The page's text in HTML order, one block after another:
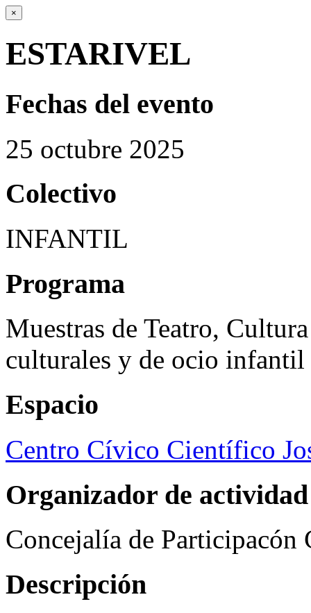
×
ESTARIVEL
Fechas del evento
25 octubre 2025
Colectivo
INFANTIL
Programa
Muestras de Teatro,
culturales y de ocio infantil
Espacio
Centro Cívico Científico
Organizador de actividad
Concejalía de Participacón
Descripción